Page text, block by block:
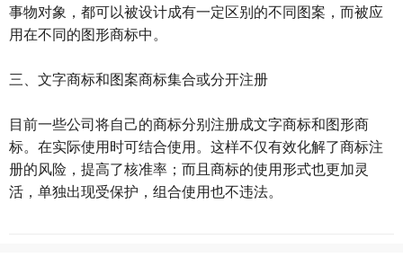
事物对象，都可以被设计成有一定区别的不同图案，而被应
用在不同的图形商标中。
三、文字商标和图案商标集合或分开注册
目前一些公司将自己的商标分别注册成文字商标和图形商
标。在实际使用时可结合使用。这样不仅有效化解了商标注
册的风险，提高了核准率；而且商标的使用形式也更加灵
活，单独出现受保护，组合使用也不违法。